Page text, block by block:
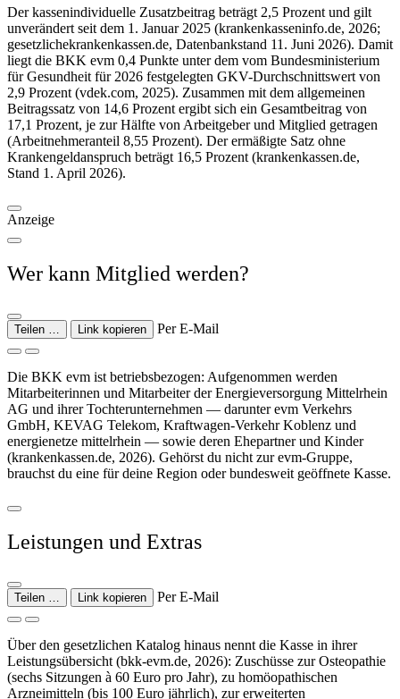
Der kassenindividuelle Zusatzbeitrag beträgt 2,5 Prozent und gilt
unverändert seit dem 1. Januar 2025 (krankenkasseninfo.de, 2026;
gesetzlichekrankenkassen.de, Datenbankstand 11. Juni 2026). Damit
liegt die BKK evm 0,4 Punkte unter dem vom Bundesministerium
für Gesundheit für 2026 festgelegten GKV-Durchschnittswert von
2,9 Prozent (vdek.com, 2025). Zusammen mit dem allgemeinen
Beitragssatz von 14,6 Prozent ergibt sich ein Gesamtbeitrag von
17,1 Prozent, je zur Hälfte von Arbeitgeber und Mitglied getragen
(Arbeitnehmeranteil 8,55 Prozent). Der ermäßigte Satz ohne
Krankengeldanspruch beträgt 16,5 Prozent (krankenkassen.de,
Stand 1. April 2026).
Anzeige
Wer kann Mitglied werden?
Teilen … Link kopieren Per E-Mail
Die BKK evm ist betriebsbezogen: Aufgenommen werden
Mitarbeiterinnen und Mitarbeiter der Energieversorgung Mittelrhein
AG und ihrer Tochterunternehmen — darunter evm Verkehrs
GmbH, KEVAG Telekom, Kraftwagen-Verkehr Koblenz und
energienetze mittelrhein — sowie deren Ehepartner und Kinder
(krankenkassen.de, 2026). Gehörst du nicht zur evm-Gruppe,
brauchst du eine für deine Region oder bundesweit geöffnete Kasse.
Leistungen und Extras
Teilen … Link kopieren Per E-Mail
Über den gesetzlichen Katalog hinaus nennt die Kasse in ihrer
Leistungsübersicht (bkk-evm.de, 2026): Zuschüsse zur Osteopathie
(sechs Sitzungen à 60 Euro pro Jahr), zu homöopathischen
Arzneimitteln (bis 100 Euro jährlich), zur erweiterten